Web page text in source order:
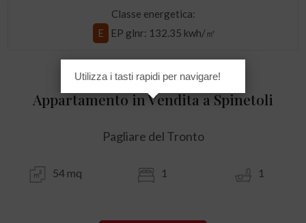
Classe energetica:
E
EP glnr: 132.35 kwh/㎡
Appartamento in Vendita a Spinetoli
Pagliare del Tronto
54 mq 1 1
Utilizza i tasti rapidi per navigare!